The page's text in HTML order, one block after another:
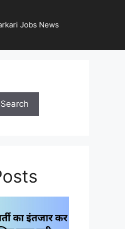
Jobs News
Search